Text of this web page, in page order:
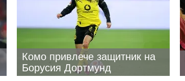
Комо привлече защитник на
Борусия Дортмунд